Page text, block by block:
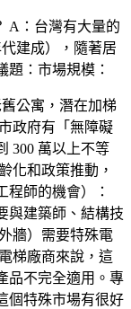
A：台灣有大量的
建成），隨著居
題：市場規模：
公寓，潛在加梯
政府有「無障礙
300 萬以上不等
化和政策推動，
程師的機會）：
與建築師、結構技
牆）需要特殊電
梯廠商來說，這
品不完全適用。專
個特殊市場有很好